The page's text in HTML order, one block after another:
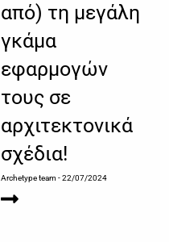
από) τη μεγάλη
γκάμα
εφαρμογών
τους σε
αρχιτεκτονικά
σχέδια!
Archetype team- 22/07/2024